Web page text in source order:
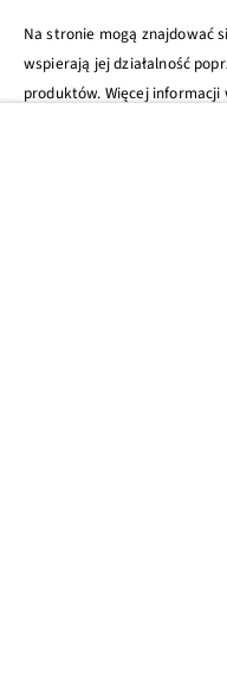
Na stronie mogą znajdować
wspierają jej działalność
produktów. Więcej informacji